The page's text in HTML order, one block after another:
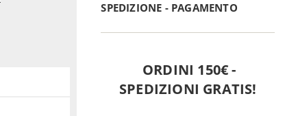
SPEDIZIONE - PAGAMENTO
ORDINI 150€ -
SPEDIZIONI GRATIS!